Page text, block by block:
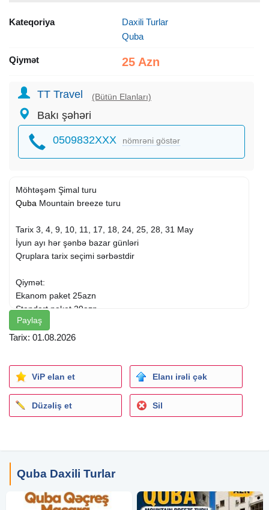
Kateqoriya
Daxili Turlar
Quba
Qiymət 25 Azn
TT Travel (Bütün Elanları)
Bakı şəhəri
0509832XXX nömrəni göstər
Möhtəşəm Şimal turu
Quba Mountain breeze turu
Tarix 3, 4, 9, 10, 11, 17, 18, 24, 25, 28, 31 May
İyun ayı hər şənbə bazar günləri
Qruplara tarix seçimi sərbəstdir
Qiymət:
Ekanom paket 25azn
Standart paket 29azn
Qiymətə daxildir:
Səhər yeməyi (Standart Paketdə)
Axşam qayıdışda Çay Süfrəsi(Standart paketdə)
Tur rəhbəri
Yolboyu əyləncəli oyunlar və turun aktiv iştirakçısına
• Qəçreş meşəsi
• Mountain breeze
• Qimilqazma yaylasi
• Macara Lake Park (Çənlibel gölü) - giriş 2 azn
Paylaş
Tarix: 01.08.2026
ViP elan et Elanı irəli çək
Düzəliş et Sil
Quba Daxili Turlar